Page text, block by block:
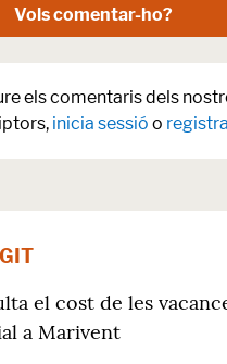
Vols comentar-ho?
els comentaris dels
inicia sessió o
el cost de les
a Marivent